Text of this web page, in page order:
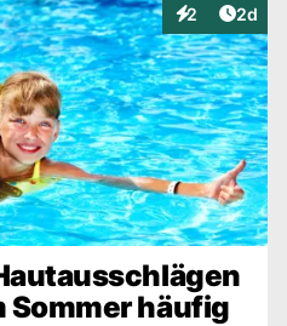
2
Interaktionen
2d
Sommer häufig